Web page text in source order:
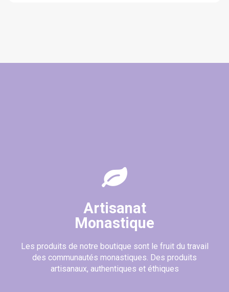
Artisanat
Monastique
Les produits de notre boutique sont le fruit du travail
des communautés monastiques. Des produits
artisanaux, authentiques et éthiques